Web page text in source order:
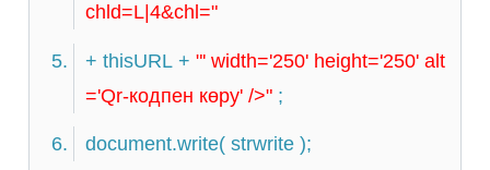
chld=L|4&chl="
+ thisURL + "' width='250' height='250' alt
='Qr-кодпен көру' />" ;
document.write( strwrite );